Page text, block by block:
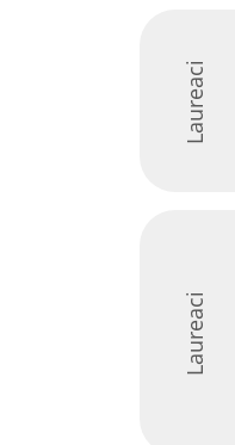
Laureaci
Laureaci